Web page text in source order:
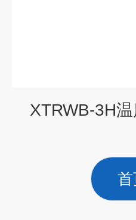
XTRWB-3H